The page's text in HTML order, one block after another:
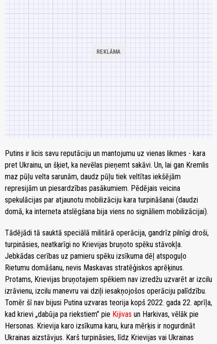
Putins ir licis savu reputāciju un mantojumu uz vienas likmes - kara
pret Ukrainu, un šķiet, ka nevēlas pieņemt sakāvi. Un, lai gan Kremlis
maz pūļu velta sarunām, daudz pūļu tiek veltītas iekšējām
represijām un piesardzības pasākumiem. Pēdējais veicina
spekulācijas par atjaunotu mobilizāciju kara turpināšanai (daudzi
domā, ka interneta atslēgšana bija viens no signāliem mobilizācijai).
Tādējādi tā sauktā speciālā militārā operācija, gandrīz pilnīgi droši,
turpināsies, neatkarīgi no Krievijas bruņoto spēku stāvokļa.
Jebkādas cerības uz pamieru spēku izsīkuma dēļ atspoguļo
Rietumu domāšanu, nevis Maskavas stratēģiskos aprēķinus.
Protams, Krievijas bruņotajiem spēkiem nav izredžu uzvarēt ar izcilu
izrāvienu, izcilu manevru vai dziļi iesakņojošos operāciju palīdzību.
Tomēr šī nav bijusi Putina uzvaras teorija kopš 2022. gada 22. aprīļa,
kad krievi „dabūja pa riekstiem” pie Kijivas un Harkivas, vēlāk pie
Hersonas. Krievija karo izsīkuma karu, kura mērķis ir nogurdināt
Ukrainas aizstāvjus. Karš turpināsies, līdz Krievijas vai Ukrainas